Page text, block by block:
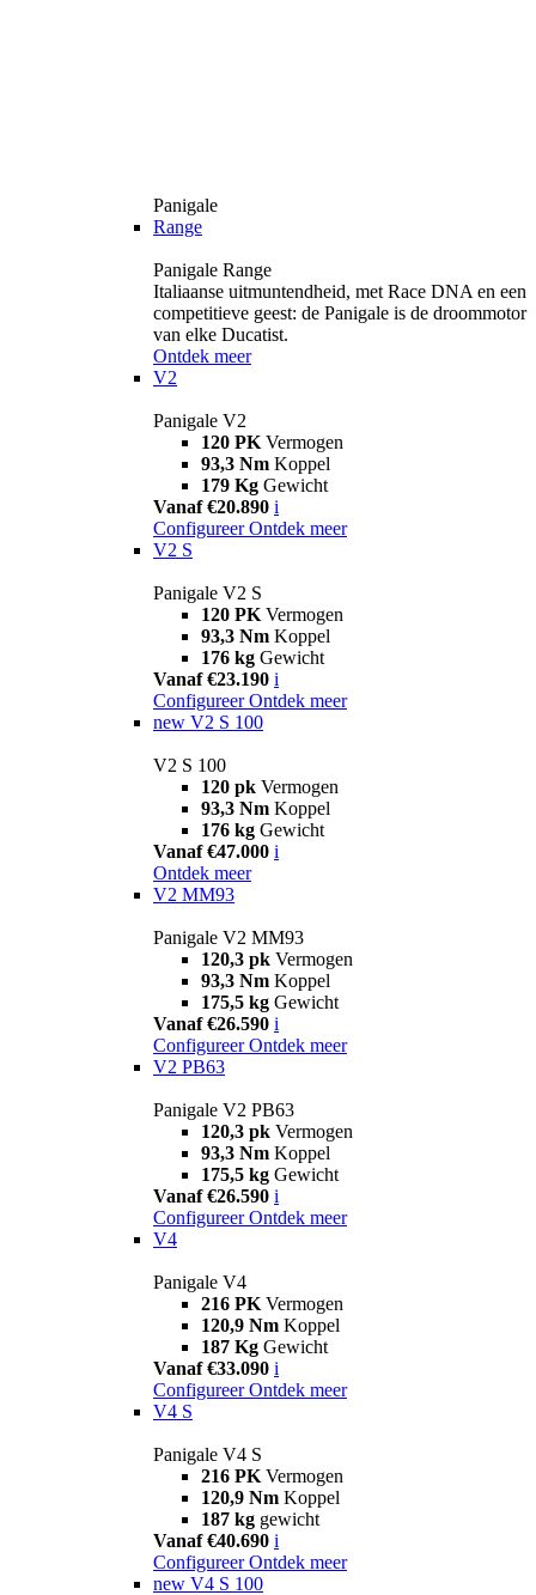
Panigale
Range
Panigale Range
Italiaanse uitmuntendheid, met Race DNA en een
competitieve geest: de Panigale is de droommotor
van elke Ducatist.
Ontdek meer
V2
Panigale V2
120 PK Vermogen
93,3 Nm Koppel
179 Kg Gewicht
Vanaf €20.890 i
Configureer Ontdek meer
V2 S
Panigale V2 S
120 PK Vermogen
93,3 Nm Koppel
176 kg Gewicht
Vanaf €23.190 i
Configureer Ontdek meer
new V2 S 100
V2 S 100
120 pk Vermogen
93,3 Nm Koppel
176 kg Gewicht
Vanaf €47.000 i
Ontdek meer
V2 MM93
Panigale V2 MM93
120,3 pk Vermogen
93,3 Nm Koppel
175,5 kg Gewicht
Vanaf €26.590 i
Configureer Ontdek meer
V2 PB63
Panigale V2 PB63
120,3 pk Vermogen
93,3 Nm Koppel
175,5 kg Gewicht
Vanaf €26.590 i
Configureer Ontdek meer
V4
Panigale V4
216 PK Vermogen
120,9 Nm Koppel
187 Kg Gewicht
Vanaf €33.090 i
Configureer Ontdek meer
V4 S
Panigale V4 S
216 PK Vermogen
120,9 Nm Koppel
187 kg gewicht
Vanaf €40.690 i
Configureer Ontdek meer
new V4 S 100